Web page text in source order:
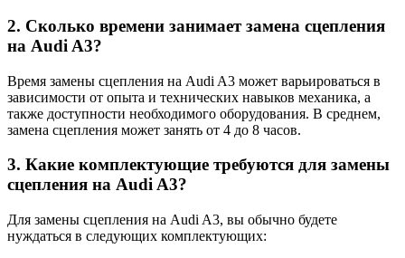
2. Сколько времени занимает замена сцепления
на Audi A3?
Время замены сцепления на Audi A3 может варьироваться в
зависимости от опыта и технических навыков механика, а
также доступности необходимого оборудования. В среднем,
замена сцепления может занять от 4 до 8 часов.
3. Какие комплектующие требуются для замены
сцепления на Audi A3?
Для замены сцепления на Audi A3, вы обычно будете
нуждаться в следующих комплектующих: